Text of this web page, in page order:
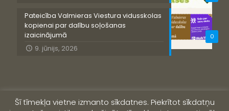
0
Pateicība Valmieras Viestura vidusskolas
kopienai par dalību soļošanas
izaicinājumā
9. jūnijs, 2026
Šī tīmekļa vietne izmanto sīkdatnes. Piekrītot sīkdatņu